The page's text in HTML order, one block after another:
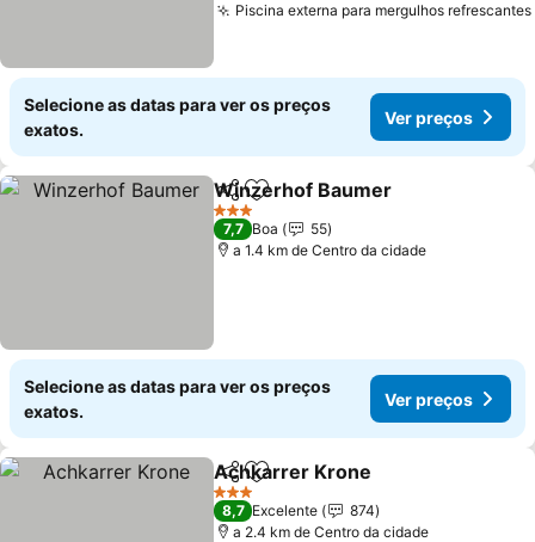
Piscina externa para mergulhos refrescantes
Selecione as datas para ver os preços
exatos.
Ver preços
PartilharAdicionar aos favoritos
Winzerhof Baumer
3 Estrelas
7,7 Boa
55
a 1.4 km de Centro da cidade
Selecione as datas para ver os preços
exatos.
Ver preços
PartilharAdicionar aos favoritos
Achkarrer Krone
3 Estrelas
8,7 Excelente
874
a 2.4 km de Centro da cidade